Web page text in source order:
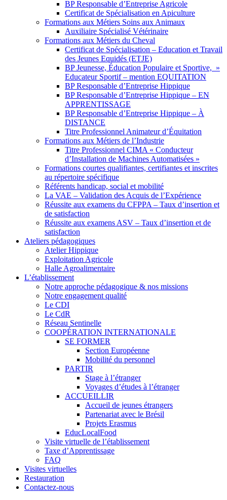
BP Responsable d’Entreprise Agricole
Certificat de Spécialisation en Apiculture
Formations aux Métiers Soins aux Animaux
Auxiliaire Spécialisé Vétérinaire
Formations aux Métiers du Cheval
Certificat de Spécialisation – Education et Travail
des Jeunes Equidés (ETJE)
BP Jeunesse, Éducation Populaire et Sportive, »
Educateur Sportif – mention EQUITATION
BP Responsable d’Entreprise Hippique
BP Responsable d’Entreprise Hippique – EN
APPRENTISSAGE
BP Responsable d’Entreprise Hippique – À
DISTANCE
Titre Professionnel Animateur d’Équitation
Formations aux Métiers de l’Industrie
Titre Professionnel CIMA « Conducteur
d’Installation de Machines Automatisées »
Formations courtes qualifiantes, certifiantes et inscrites
au répertoire spécifique
Référents handicap, social et mobilité
La VAE – Validation des Acquis de l’Expérience
Réussite aux examens du CFPPA – Taux d’insertion et
de satisfaction
Réussite aux examens ASV – Taux d’insertion et de
satisfaction
Ateliers pédagogiques
Atelier Hippique
Exploitation Agricole
Halle Agroalimentaire
L’établissement
Notre approche pédagogique & nos missions
Notre engagement qualité
Le CDI
Le CdR
Réseau Sentinelle
COOPÉRATION INTERNATIONALE
SE FORMER
Section Européenne
Mobilité du personnel
PARTIR
Stage à l’étranger
Voyages d’études à l’étranger
ACCUEILLIR
Accueil de jeunes étrangers
Partenariat avec le Brésil
Projets Erasmus
EducLocalFood
Visite virtuelle de l’établissement
Taxe d’Apprentissage
FAQ
Visites virtuelles
Restauration
Contactez-nous